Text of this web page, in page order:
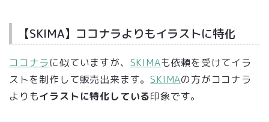
【SKIMA】ココナラよりもイラストに特化
ココナラ に似ていますが、 SKIMAも依頼を受けてイラ
ストを制作して販売出来ます。SKIMAの方がココナラ
よりもイラストに特化している印象です。